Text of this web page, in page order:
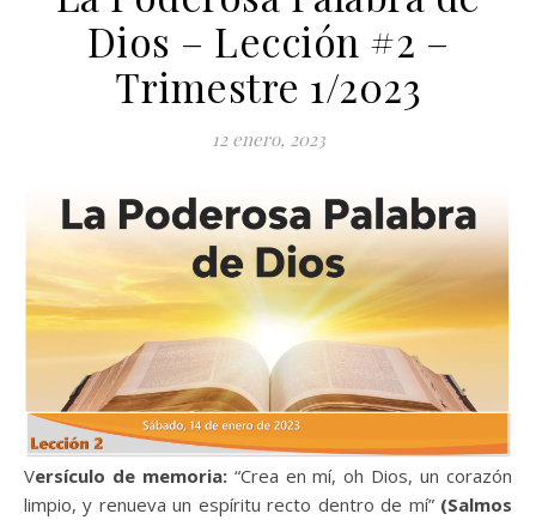
Dios – Lección #2 –
Trimestre 1/2023
12 enero, 2023
Versículo de memoria:“Crea en mí, oh Dios, un corazón
limpio, y renueva un espíritu recto dentro de mí” (Salmos